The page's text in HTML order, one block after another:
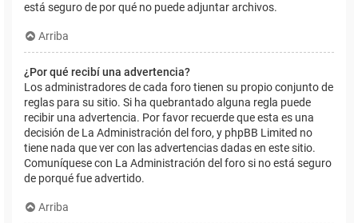
está seguro de por qué no puede adjuntar archivos.
Arriba
¿Por qué recibí una advertencia?
Los administradores de cada foro tienen su propio conjunto de
reglas para su sitio. Si ha quebrantado alguna regla puede
recibir una advertencia. Por favor recuerde que esta es una
decisión de La Administración del foro, y phpBB Limited no
tiene nada que ver con las advertencias dadas en este sitio.
Comuníquese con La Administración del foro si no está seguro
de porqué fue advertido.
Arriba